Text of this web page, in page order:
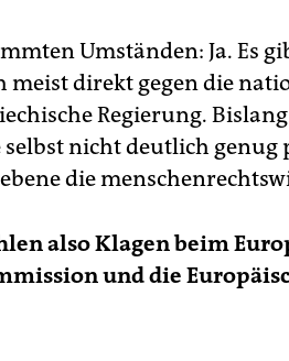
Umständen: Ja. Es
meist direkt gegen die
Regierung.
selbst nicht deutlich
die
also Klagen beim
und die